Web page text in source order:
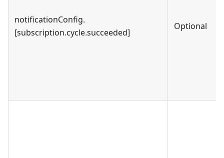
notificationConfig.
[subscription.cycle.succeeded]
Optional